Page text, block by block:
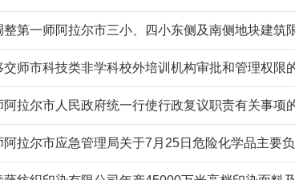
整第一师阿拉尔市三小、四小东侧及南侧地块建筑
交师市科技类非学科校外培训机构审批和管理权限
阿拉尔市人民政府统一行使行政复议职责有关事项
阿拉尔市应急管理局关于7月25日危险化学品主要